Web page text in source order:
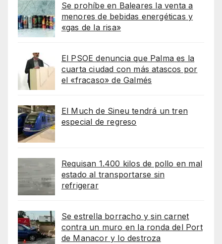
Se prohíbe en Baleares la venta a
menores de bebidas energéticas y
«gas de la risa»
El PSOE denuncia que Palma es la
cuarta ciudad con más atascos por
el «fracaso» de Galmés
El Much de Sineu tendrá un tren
especial de regreso
Requisan 1.400 kilos de pollo en mal
estado al transportarse sin
refrigerar
Se estrella borracho y sin carnet
contra un muro en la ronda del Port
de Manacor y lo destroza